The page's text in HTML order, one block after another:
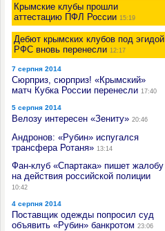
Крымские клубы прошли
аттестацию ПФЛ России 15:19
Дебют крымских клубов под эгидой
РФС вновь перенесли 12:17
7 серпня 2014
Сюрприз, сюрприз! «Крымский»
матч Кубка России перенесли 17:40
5 серпня 2014
Велозу интересен «Зениту» 20:46
Андронов: «Рубин» испугался
трансфера Ротаня» 13:14
Фан-клуб «Спартака» пишет жалобу
на действия российской полиции
10:42
4 серпня 2014
Поставщик одежды попросил суд
объявить «Рубин» банкротом 23:06